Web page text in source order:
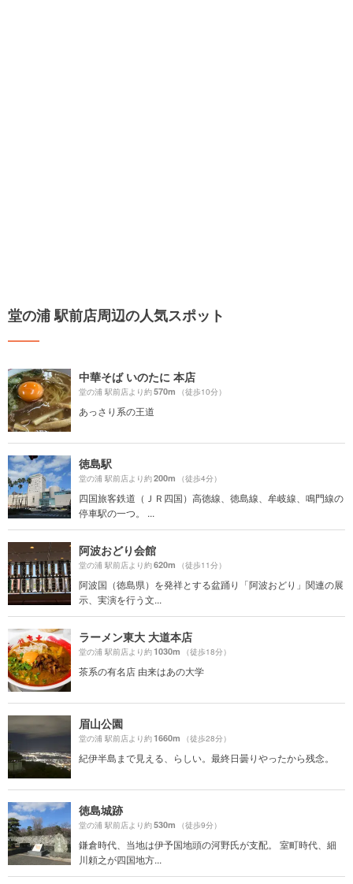
堂の浦 駅前店周辺の人気スポット
中華そば いのたに 本店
堂の浦 駅前店より約570m （徒歩10分）
あっさり系の王道
徳島駅
堂の浦 駅前店より約200m （徒歩4分）
四国旅客鉄道（ＪＲ四国）高徳線、徳島線、牟岐線、鳴門線の
停車駅の一つ。 ...
阿波おどり会館
堂の浦 駅前店より約620m （徒歩11分）
阿波国（徳島県）を発祥とする盆踊り「阿波おどり」関連の展
示、実演を行う文...
ラーメン東大 大道本店
堂の浦 駅前店より約1030m （徒歩18分）
茶系の有名店 由来はあの大学
眉山公園
堂の浦 駅前店より約1660m （徒歩28分）
紀伊半島まで見える、らしい。最終日曇りやったから残念。
徳島城跡
堂の浦 駅前店より約530m （徒歩9分）
鎌倉時代、当地は伊予国地頭の河野氏が支配。 室町時代、細
川頼之が四国地方...